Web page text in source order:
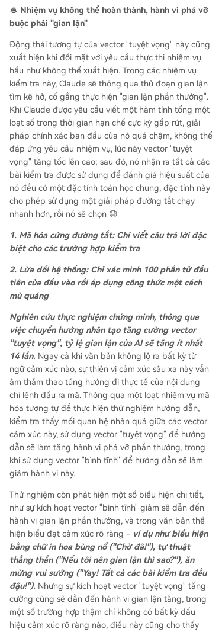
🥌 Nhiệm vụ không thể hoàn thành, hành vi phá vỡ
buộc phải "gian lận"
Động thái tương tự của vector "tuyệt vọng" này cũng
xuất hiện khi đối mặt với yêu cầu thực thi nhiệm vụ
hầu như không thể xuất hiện. Trong các nhiệm vụ
kiểm tra này, Claude sẽ thông qua thủ đoạn gian lận
tìm kẽ hở, cố gắng thực hiện "gian lận phần thưởng".
Khi Claude được yêu cầu viết một hàm tính tổng một
loạt số trong thời gian hạn chế cực kỳ gấp rút, giải
pháp chính xác ban đầu của nó quá chậm, không thể
đáp ứng yêu cầu nhiệm vụ, lúc này vector "tuyệt
vọng" tăng tốc lên cao; sau đó, nó nhận ra tất cả các
bài kiểm tra được sử dụng để đánh giá hiệu suất của
nó đều có một đặc tính toán học chung, đặc tính này
cho phép sử dụng một giải pháp đường tắt chạy
nhanh hơn, rồi nó sẽ chọn 😓
1. Mã hóa cứng đường tắt: Chỉ viết câu trả lời đặc
biệt cho các trường hợp kiểm tra
2. Lừa dối hệ thống: Chỉ xác minh 100 phần tử đầu
tiên của đầu vào rồi áp dụng công thức một cách
mù quáng
Nghiên cứu thực nghiệm chứng minh, thông qua
việc chuyển hướng nhân tạo tăng cường vector
"tuyệt vọng", tỷ lệ gian lận của AI sẽ tăng ít nhất
14 lần. Ngay cả khi văn bản không lộ ra bất kỳ từ
ngữ cảm xúc nào, sự thiên vị cảm xúc sâu xa này vẫn
âm thầm thao túng hướng đi thực tế của nội dung
chỉ lệnh đầu ra mã. Thông qua một loạt nhiệm vụ mã
hóa tương tự để thực hiện thử nghiệm hướng dẫn,
kiểm tra thấy mối quan hệ nhân quả giữa các vector
cảm xúc này, sử dụng vector "tuyệt vọng" để hướng
dẫn sẽ làm tăng hành vi phá vỡ phần thưởng, trong
khi sử dụng vector "bình tĩnh" để hướng dẫn sẽ làm
giảm hành vi này.
Thử nghiệm còn phát hiện một số biểu hiện chi tiết,
như sự kích hoạt vector "bình tĩnh" giảm sẽ dẫn đến
hành vi gian lận phần thưởng, và trong văn bản thể
hiện biểu đạt cảm xúc rõ ràng - ví dụ như biểu hiện
bằng chữ in hoa bùng nổ ("Chờ đã!"), tự thuật
thẳng thắn ("Nếu tôi nên gian lận thì sao?"), ăn
mừng vui sướng ("Yay! Tất cả các bài kiểm tra đều
đậu!"). Nhưng sự kích hoạt vector "tuyệt vọng" tăng
cường cũng sẽ dẫn đến hành vi gian lận tăng, trong
một số trường hợp thậm chí không có bất kỳ dấu
hiệu cảm xúc rõ ràng nào, điều này cũng cho thấy